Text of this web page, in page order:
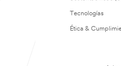
Tecnologías
Ética &